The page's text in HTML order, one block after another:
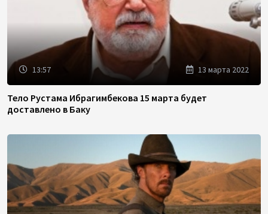
13:57 13 марта 2022
Тело Рустама Ибрагимбекова 15 марта будет
доставлено в Баку